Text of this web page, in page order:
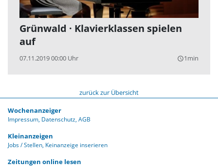
Grünwald · Klavierklassen spielen
auf
07.11.2019 00:00 Uhr query_builder1min
zurück zur Übersicht
Wochenanzeiger
Impressum Datenschutz AGB
Kleinanzeigen
Jobs / Stellen Keinanzeige inserieren
Zeitungen online lesen